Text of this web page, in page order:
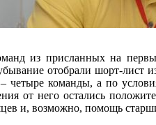
из присланных на
отобрали шорт-лист
четыре команды, а по
от него остались
и, возможно, помощь